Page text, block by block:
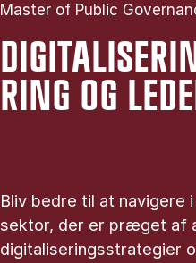
Master of Public
RING OG
Bliv bedre til at
sektor, der er præget af
digitaliseringsstrategier